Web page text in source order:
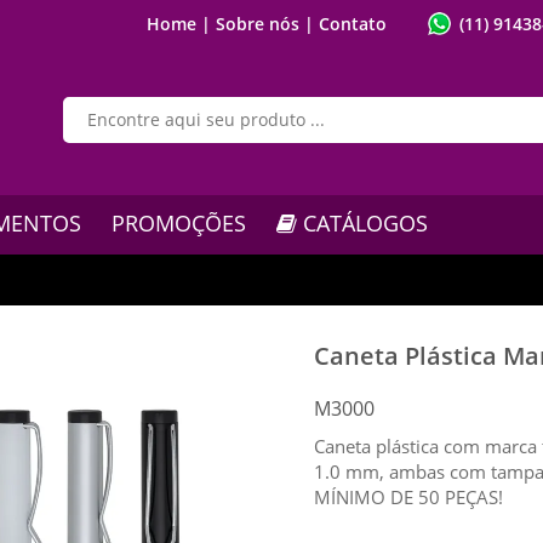
Home | Sobre nós | Contato (11)
PROMOÇÕES CATÁLOGOS
Caneta Plástica
M3000
Caneta plástica com
1.0 mm, ambas com
MÍNIMO DE 50 PEÇAS!